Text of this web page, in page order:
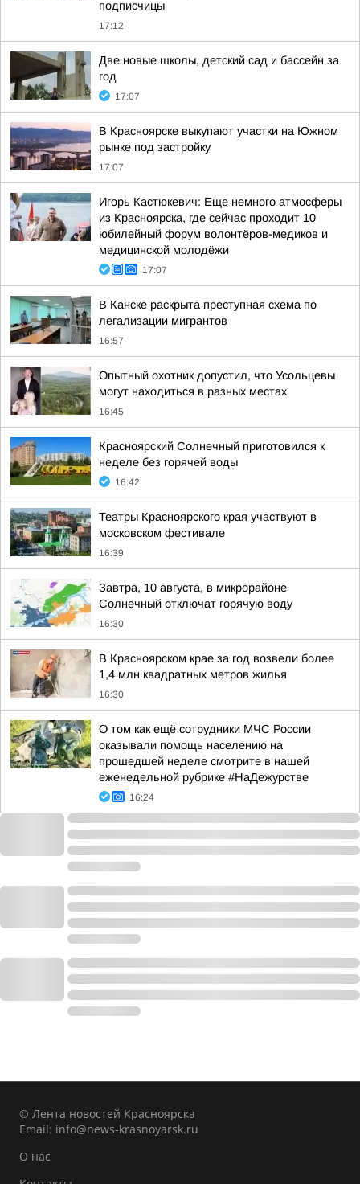
подписчицы
17:12
Две новые школы, детский сад и бассейн за
год
17:07
В Красноярске выкупают участки на Южном
рынке под застройку
17:07
Игорь Кастюкевич: Еще немного атмосферы
из Красноярска, где сейчас проходит 10
юбилейный форум волонтёров-медиков и
медицинской молодёжи
17:07
В Канске раскрыта преступная схема по
легализации мигрантов
16:57
Опытный охотник допустил, что Усольцевы
могут находиться в разных местах
16:45
Красноярский Солнечный приготовился к
неделе без горячей воды
16:42
Театры Красноярского края участвуют в
московском фестивале
16:39
Завтра, 10 августа, в микрорайоне
Солнечный отключат горячую воду
16:30
В Красноярском крае за год возвели более
1,4 млн квадратных метров жилья
16:30
О том как ещё сотрудники МЧС России
оказывали помощь населению на
прошедшей неделе смотрите в нашей
еженедельной рубрике #НаДежурстве
16:24
© Лента новостей Красноярска
Email: info@news-krasnoyarsk.ru
О нас